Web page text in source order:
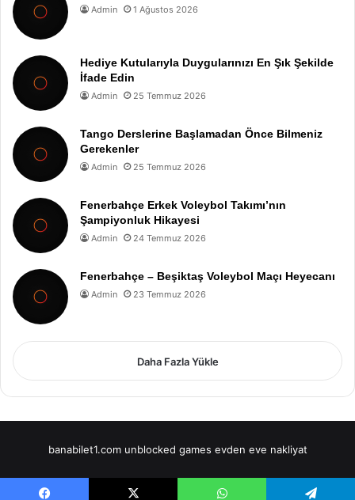
Admin 1 Ağustos 2026
Hediye Kutularıyla Duygularınızı En Şık Şekilde
İfade Edin
Admin 25 Temmuz 2026
Tango Derslerine Başlamadan Önce Bilmeniz
Gerekenler
Admin 25 Temmuz 2026
Fenerbahçe Erkek Voleybol Takımı’nın
Şampiyonluk Hikayesi
Admin 24 Temmuz 2026
Fenerbahçe – Beşiktaş Voleybol Maçı Heyecanı
Admin 23 Temmuz 2026
Daha Fazla Yükle
banabilet1.com unblocked games evden eve nakliyat